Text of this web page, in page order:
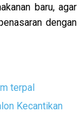
baru, agar
dengan
terpal
Kecantikan